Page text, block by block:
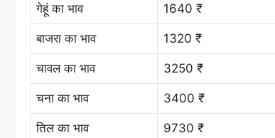
गेहूं का भाव 1640 ₹
बाजरा का भाव 1320 ₹
चावल का भाव 3250 ₹
चना का भाव 3400 ₹
तिल का भाव 9730 ₹